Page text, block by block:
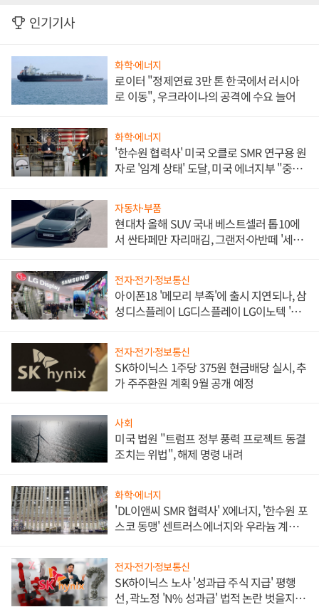
인기기사
화학·에너지
로이터 "정제연료 3만 톤 한국에서 러시아
로 이동", 우크라이나의 공격에 수요 늘어
화학·에너지
'한수원 협력사' 미국 오클로 SMR 연구용 원
자로 '임계 상태' 도달, 미국 에너지부 "중요
자동차·부품
현대차 올해 SUV 국내 베스트셀러 톱10에
서 싼타페만 자리매김, 그랜저·아반떼 '세단
전자·전기·정보통신
아이폰18 '메모리 부족'에 출시 지연되나, 삼
성디스플레이 LG디스플레이 LG이노텍 '탈
전자·전기·정보통신
SK하이닉스 1주당 375원 현금배당 실시, 추
가 주주환원 계획 9월 공개 예정
사회
미국 법원 "트럼프 정부 풍력 프로젝트 동결
조치는 위법", 해제 명령 내려
화학·에너지
'DL이앤씨 SMR 협력사' X에너지, '한수원 포
스코 동맹' 센트러스에너지와 우라늄 계약
전자·전기·정보통신
SK하이닉스 노사 '성과급 주식 지급' 평행
선, 곽노정 'N% 성과급' 법적 논란 벗을지 주